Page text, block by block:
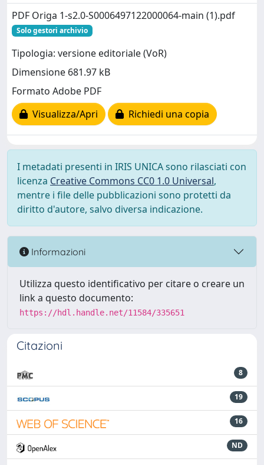
PDF Origa 1-s2.0-S0006497122000064-main (1).pdf
Solo gestori archivio
Tipologia: versione editoriale (VoR)
Dimensione 681.97 kB
Formato Adobe PDF
Visualizza/Apri
Richiedi una copia
I metadati presenti in IRIS UNICA sono rilasciati con
licenza Creative Commons CC0 1.0 Universal,
mentre i file delle pubblicazioni sono protetti da
diritto d'autore, salvo diversa indicazione.
Informazioni
Utilizza questo identificativo per citare o creare un
link a questo documento:
https://hdl.handle.net/11584/335651
Citazioni
8
19
16
ND